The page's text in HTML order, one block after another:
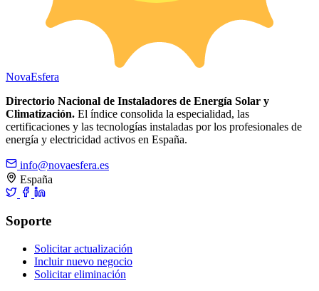
NovaEsfera
Directorio Nacional de Instaladores de Energía Solar y
Climatización. El índice consolida la especialidad, las
certificaciones y las tecnologías instaladas por los profesionales de
energía y electricidad activos en España.
info@novaesfera.es
España
Soporte
Solicitar actualización
Incluir nuevo negocio
Solicitar eliminación